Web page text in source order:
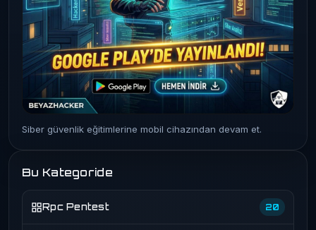
Siber güvenlik eğitimlerine mobil cihazından devam et.
Bu Kategoride
Rpc Pentest 20